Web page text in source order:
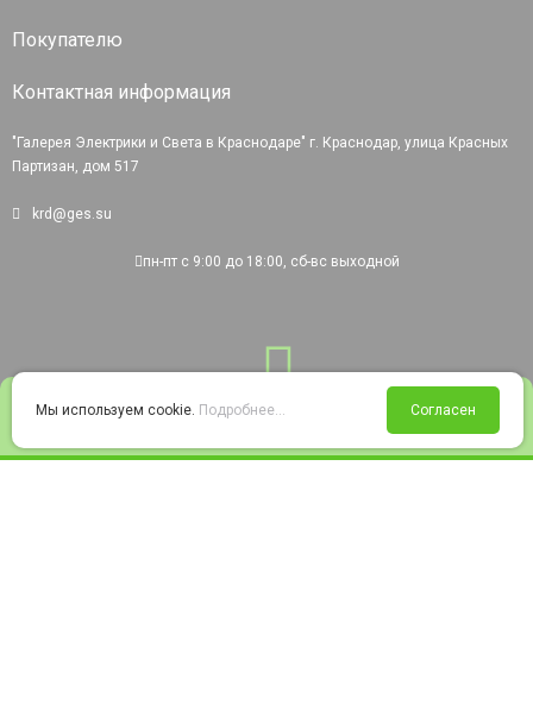
Войти Избранное Корзина
Покупателю
Контактная информация
"Галерея Электрики и Света в Краснодаре" г. Краснодар, улица Красных
Партизан, дом 517
krd@ges.su
пн-пт с 9:00 до 18:00, сб-вс выходной
Мы используем cookie. Подробнее... Согласен